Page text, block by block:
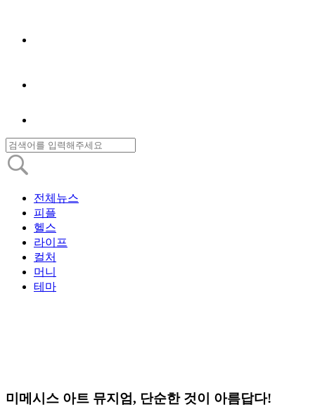
전체뉴스
피플
헬스
라이프
컬처
머니
테마
미메시스 아트 뮤지엄, 단순한 것이 아름답다!